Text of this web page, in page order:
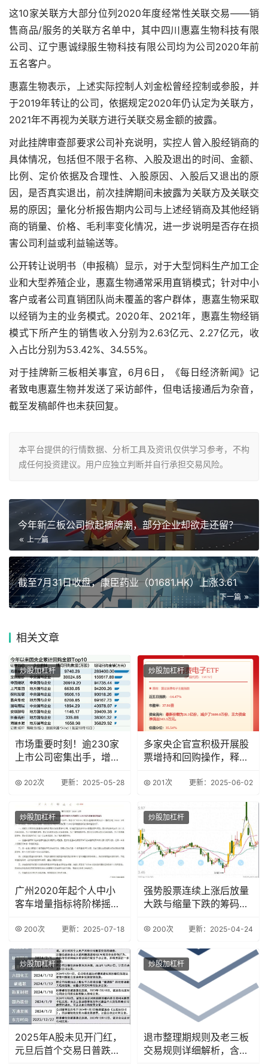
这10家关联方大部分位列2020年度经常性关联交易——销
售商品/服务的关联方名单中，其中四川惠嘉生物科技有限
公司、辽宁惠诚绿服生物科技有限公司均为公司2020年前
五名客户。
惠嘉生物表示，上述实际控制人刘金松曾经控制或参股，并
于2019年转让的公司，依据规定2020年仍认定为关联方，
2021年不再视为关联方进行关联交易金额的披露。
对此挂牌审查部要求公司补充说明，实控人曾入股经销商的
具体情况，包括但不限于名称、入股及退出的时间、金额、
比例、定价依据及合理性、入股原因、入股后又退出的原
因，是否真实退出，前次挂牌期间未披露为关联方及关联交
易的原因；量化分析报告期内公司与上述经销商及其他经销
商的销量、价格、毛利率变化情况，进一步说明是否存在损
害公司利益或利益输送等。
公开转让说明书（申报稿）显示，对于大型饲料生产加工企
业和大型养殖企业，惠嘉生物通常采用直销模式；针对中小
客户或者公司直销团队尚未覆盖的客户群体，惠嘉生物采取
以经销为主的业务模式。2020年、2021年，惠嘉生物经销
模式下所产生的销售收入分别为2.63亿元、2.27亿元，收
入占比分别为53.42%、34.55%。
对于挂牌新三板相关事宜，6月6日，《每日经济新闻》记
者致电惠嘉生物并发送了采访邮件，但电话接通后为杂音，
截至发稿邮件也未获回复。
本平台提供的行情数据、分析工具及资讯仅供学习参考，不构
成任何投资建议。用户应独立判断并自行承担交易风险。
今年新三板公司掀起摘牌潮，部分企业却欲走还留？
上一篇
截至7月31日收盘，康臣药业（01681.HK）上涨3.61
下一篇
相关文章
炒股加杠杆
市场重要时刻！逾230家
上市公司密集出手，增持
202次 更新：2025-05-28
炒股加杠杆
多家央企官宣积极开展股
票增持和回购操作，释放
201次 更新：2025-06-02
炒股加杠杆
广州2020年起个人中小
客车增量指标将阶梯摇
200次 更新：2025-07-18
炒股加杠杆
强势股票连续上涨后放量
大跌与缩量下跌的筹码结
200次 更新：2025-04-24
炒股加杠杆
2025年A股未见开门红，
元旦后首个交易日普跌，
炒股加杠杆
退市整理期规则及老三板
交易规则详细解析，含委